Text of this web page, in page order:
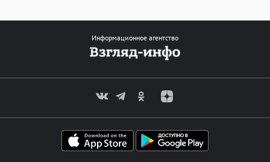
Информационное агентство